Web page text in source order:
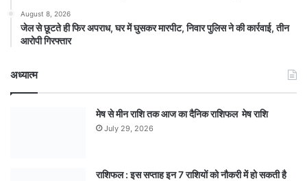
August 8, 2026
जेल से छूटते ही फिर अपराध, घर में घुसकर मारपीट, निवार पुलिस ने की कार्रवाई, तीन
आरोपी गिरफ्तार
अध्यात्म
मेष से मीन राशि तक आज का दैनिक राशिफल मेष राशि
July 29, 2026
राशिफल : इस सप्ताह इन 7 राशियों को नौकरी में हो सकती है